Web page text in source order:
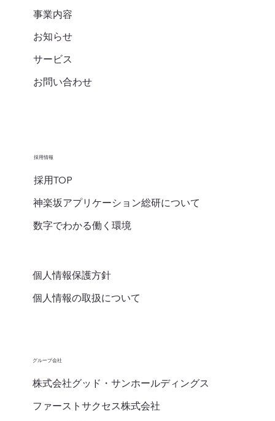
事業内容
サービス
お知らせ
お問い合わせ
採用情報
採用TOP
神楽坂アプリケーション総研について
数字でわかる働く環境
個人情報保護方針
個人情報の取扱について
グループ会社
​株式会社グッド・サンホールディングス
ファーストサクセス株式会社